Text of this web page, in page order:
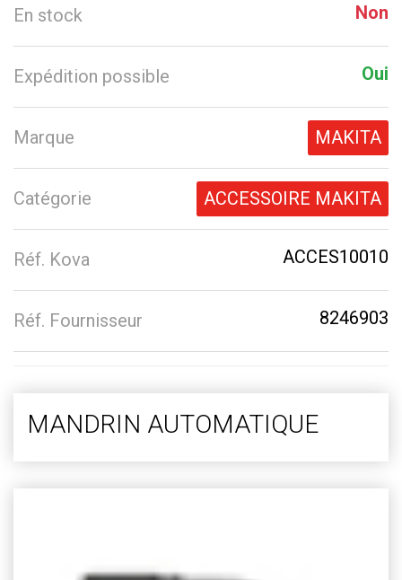
En stock Non
Expédition possible Oui
Marque MAKITA
Catégorie ACCESSOIRE MAKITA
Réf. Kova ACCES10010
Réf. Fournisseur 8246903
MANDRIN AUTOMATIQUE